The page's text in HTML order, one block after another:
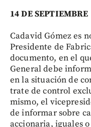
14 DE SEPTIEMBRE
Cadavid Gómez es
Presidente de
documento, en el
General debe
en la situación de
trate de control
mismo, el
de informar sobre
accionaria, iguales